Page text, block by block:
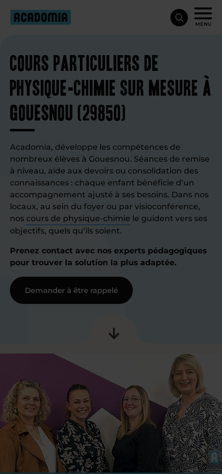
MENU
Cours particuliers de
physique-chimie sur mesure à
Gouesnou (29850)
Acadomia, développe les compétences de
nombreux élèves à Gouesnou. Séances de remise
à niveau, aide aux devoirs ou consolidation des
connaissances : chaque enfant bénéficie d’un
accompagnement ajusté à ses besoins. Dans nos
locaux, au sein du foyer ou par visioconférence,
nos cours de physique-chimie le guident vers ses
objectifs, quels qu’ils soient.
Prenez contact avec nos experts pédagogiques
pour trouver la solution la plus adaptée.
Demander à être rappelé